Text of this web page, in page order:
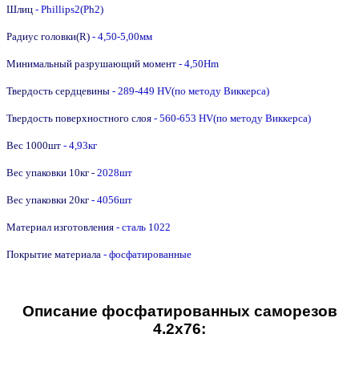
Шлиц - Phillips2(Ph2)
Радиус головки(R) - 4,50-5,00мм
Минимальный разрушающий момент - 4,50Hm
Твердость сердцевины - 289-449 HV(по методу Виккерса)
Твердость поверхностного слоя - 560-653 HV(по методу Виккерса)
Вес 1000шт - 4,93кг
Вес упаковки 10кг - 2028шт
Вес упаковки 20кг - 4056шт
Материал изготовления - сталь 1022
Покрытие материала - фосфатированные
Описание фосфатированных саморезов
4.2х76: